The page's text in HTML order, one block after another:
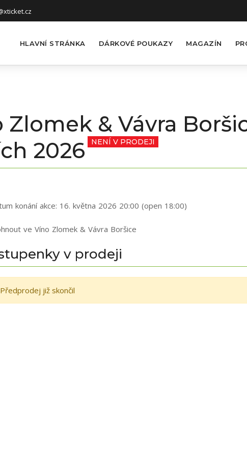
HLAVNÍ STRÁNKA DÁRKOVÉ POUKAZY MAGAZÍN
& Vávra
2026
NENÍ V PRODEJI
konání akce: 16. května 2026 20:00 (open 18:00)
ve Víno Zlomek & Vávra Boršice
v prodeji
Předprodej již skončil